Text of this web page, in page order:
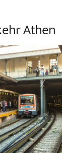
Athen